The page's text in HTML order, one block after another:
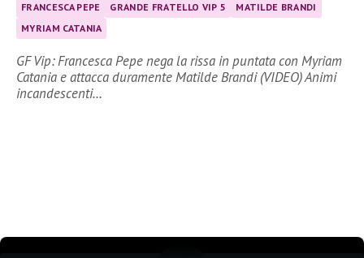
FRANCESCA PEPE GRANDE FRATELLO VIP 5
MATILDE BRANDI
MYRIAM CATANIA
GF Vip: Francesca Pepe nega la rissa in puntata con Myriam
Catania e attacca duramente Matilde Brandi (VIDEO) Animi
incandescenti…